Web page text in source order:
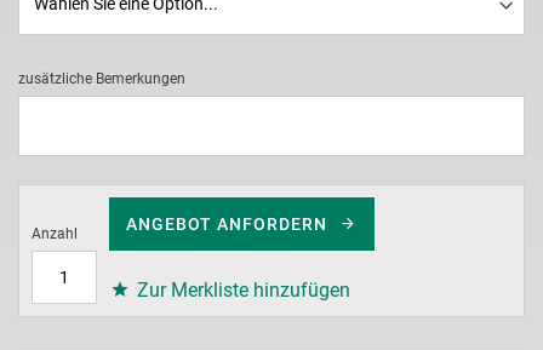
zusätzliche Bemerkungen
Anzahl
ANGEBOT ANFORDERN
Zur Merkliste hinzufügen